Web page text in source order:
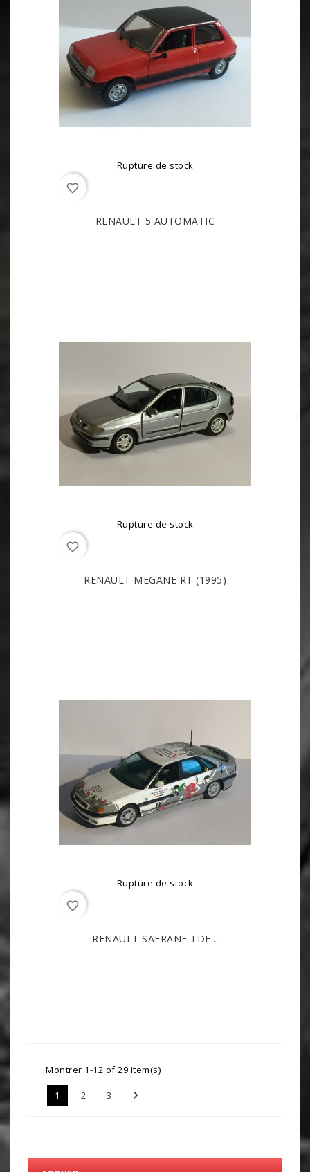
Rupture de stock
favorite_border
RENAULT 5 AUTOMATIC
Rupture de stock
favorite_border
RENAULT MEGANE RT (1995)
Rupture de stock
favorite_border
RENAULT SAFRANE TDF...
Montrer 1-12 of 29 item(s)
1 2 3 